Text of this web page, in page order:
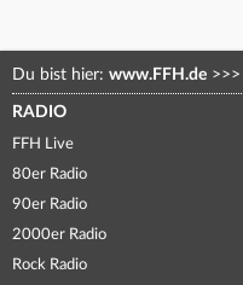
Du bist hier: www.FFH.de >>>
RADIO
FFH Live
80er Radio
90er Radio
2000er Radio
Rock Radio